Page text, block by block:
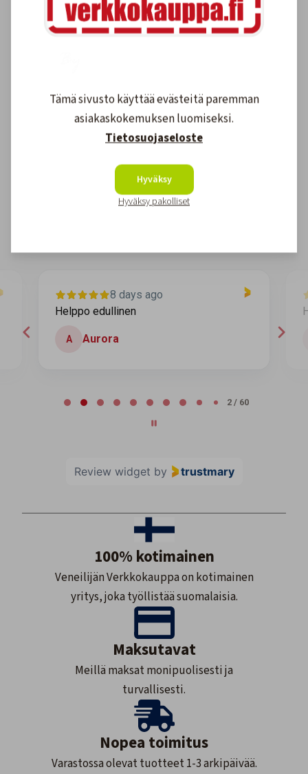
Asiakkaidemme kokemuksia
arvostelut
8 days ago
Helppo edullinen
A Aurora
2 / 60
Review widget by trustmary
100% kotimainen
Veneilijän Verkkokauppa on kotimainen
yritys, joka työllistää suomalaisia.
Maksutavat
Meillä maksat monipuolisesti ja
turvallisesti.
Nopea toimitus
Varastossa olevat tuotteet 1-3 arkipäivää.
Tämä sivusto käyttää evästeitä paremman
asiakaskokemuksen luomiseksi.
Tietosuojaseloste
Hyväksy
Hyväksy pakolliset